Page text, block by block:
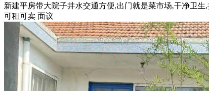
新建平房带大院子井水交通方便,出门就是菜市场,干净卫生
可租可卖 面议